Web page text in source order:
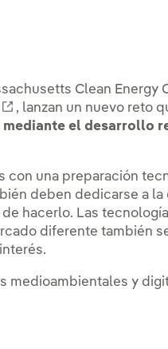
externo, se abre en
Clean Energy
Enlace externo, se
, lanzan un nuevo reto
el desarrollo
con una preparación
deben dedicarse a la
hacerlo. Las
diferente también
medioambientales y